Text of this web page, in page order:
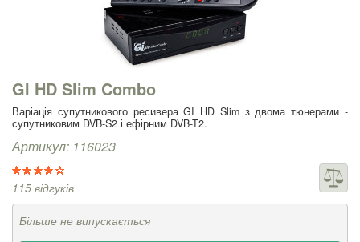
GI HD Slim Combo
Варіація супутникового ресивера GI HD Slim з двома тюнерами -
супутниковим DVB-S2 і ефірним DVB-T2.
Артикул: 116023
115 відгуків
Більше не випускається